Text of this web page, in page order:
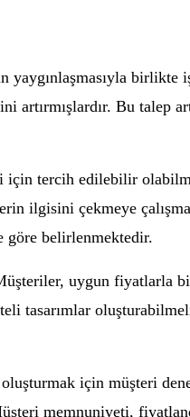
birlikte
Bu talep
için tercih edilebilir
ilgisini çekmeye
göre belirlenmektedir.
uygun fiyatlarla
tasarımlar
için müşteri
memnuniyeti,